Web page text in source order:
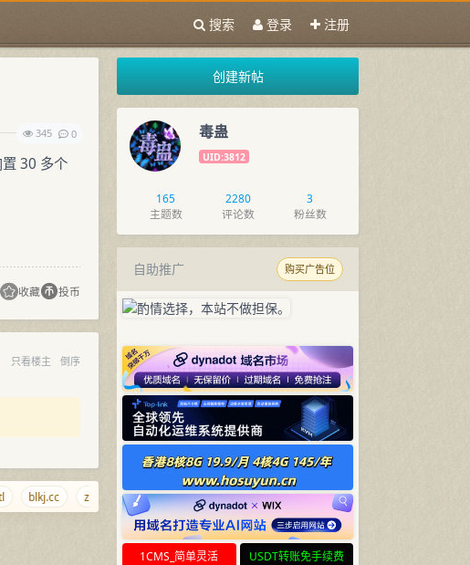
搜索 登录 注册
345
0
30 多个
收藏 投币
只看楼主 倒序
blkj.cc zpzz.com nima.bi fwfw.net arkdir.com j9.xyz
创建新帖
毒蛊
UID:3812
165
主题数
2280
评论数
3
粉丝数
自助推广 购买广告位
1CMS_简单灵活
USDT转账免手续费